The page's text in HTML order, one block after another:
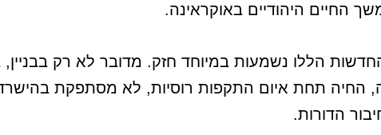
החיים היהודיים באוקראינה.
הללו נשמעות במיוחד חזק. מדובר לא רק בבניין,
החיה תחת איום התקפות רוסיות, לא מסתפקת
הדורות.